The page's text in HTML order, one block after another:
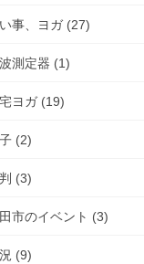
事、ヨガ (27)
測定器 (1)
ヨガ (19)
(2)
(3)
市のイベント (3)
(9)